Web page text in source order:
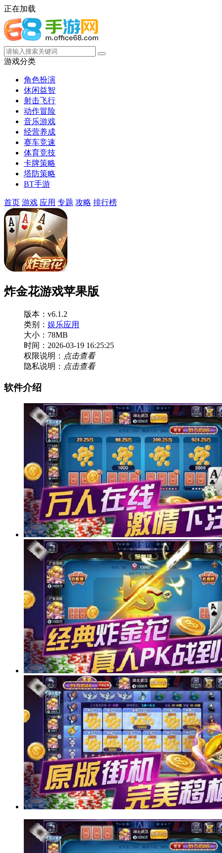
正在加载
游戏分类
角色扮演
休闲益智
射击飞行
动作冒险
音乐游戏
经营养成
赛车竞速
体育竞技
卡牌策略
塔防策略
BT手游
首页 游戏 应用 专题 攻略 排行榜
炸金花游戏苹果版
版本：v6.1.2
类别： 娱乐应用
大小：78MB
时间：2026-03-19 16:25:25
权限说明： 点击查看
隐私说明： 点击查看
软件介绍